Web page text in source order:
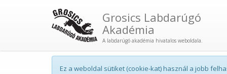
Grosics Labdarúgó
Akadémia
A labdarúgó akadémia hivatalos weboldala.
Ez a weboldal sütiket (cookie-kat) használ a jobb